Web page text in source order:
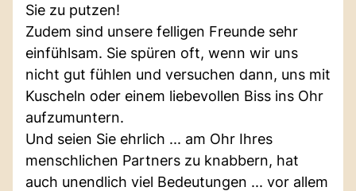
Sie zu putzen!
Zudem sind unsere felligen Freunde sehr
einfühlsam. Sie spüren oft, wenn wir uns
nicht gut fühlen und versuchen dann, uns mit
Kuscheln oder einem liebevollen Biss ins Ohr
aufzumuntern.
Und seien Sie ehrlich ... am Ohr Ihres
menschlichen Partners zu knabbern, hat
auch unendlich viel Bedeutungen ... vor allem